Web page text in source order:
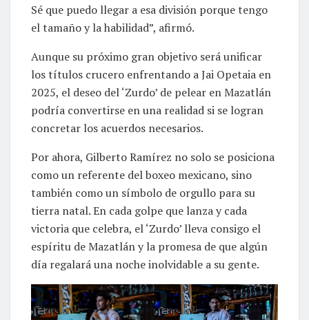
Sé que puedo llegar a esa división porque tengo
el tamaño y la habilidad”, afirmó.
Aunque su próximo gran objetivo será unificar
los títulos crucero enfrentando a Jai Opetaia en
2025, el deseo del ‘Zurdo’ de pelear en Mazatlán
podría convertirse en una realidad si se logran
concretar los acuerdos necesarios.
Por ahora, Gilberto Ramírez no solo se posiciona
como un referente del boxeo mexicano, sino
también como un símbolo de orgullo para su
tierra natal. En cada golpe que lanza y cada
victoria que celebra, el ‘Zurdo’ lleva consigo el
espíritu de Mazatlán y la promesa de que algún
día regalará una noche inolvidable a su gente.